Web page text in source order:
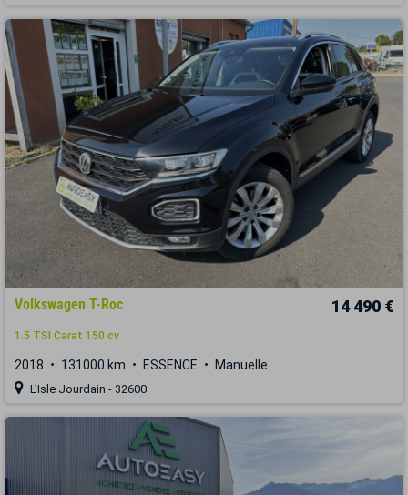
Volkswagen T-Roc 14 490 €
1.5 TSI Carat 150 cv
2018 131000 km ESSENCE Manuelle
L'Isle Jourdain - 32600